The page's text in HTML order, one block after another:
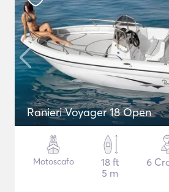
Ranieri Voyager 18 Open
Motoscafo
18 ft
5 m
6